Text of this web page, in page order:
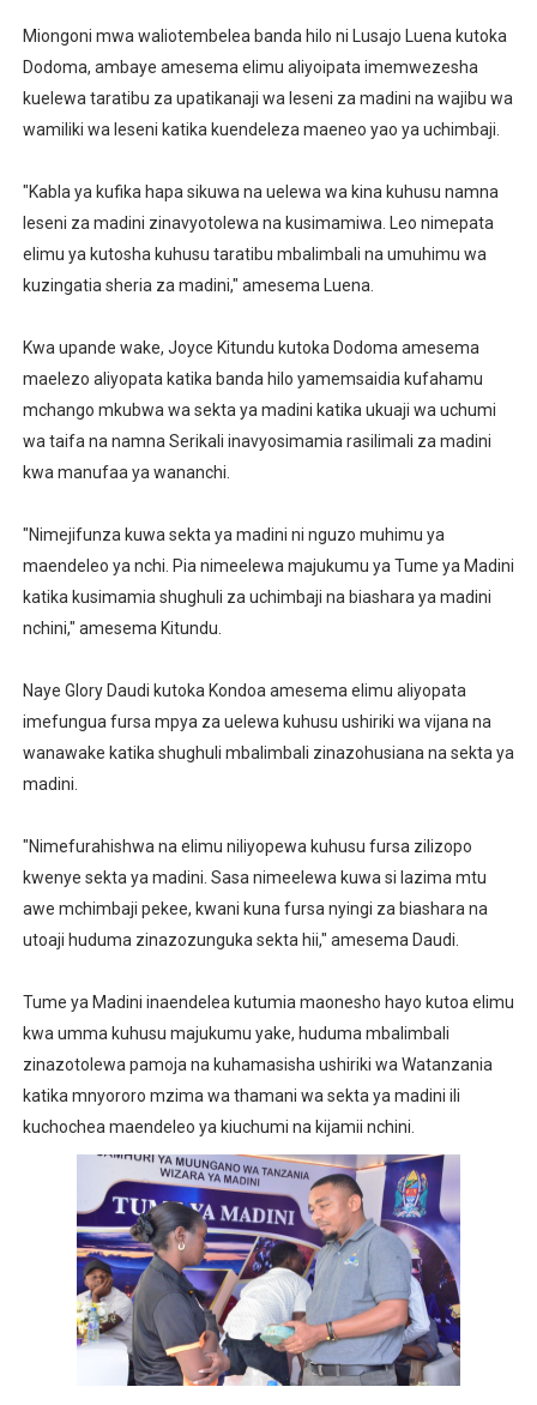
FCC YAENDELEA KUJENGA MAZINGIRA BORA YA
Miongoni mwa waliotembelea banda hilo ni Lusajo Luena kutoka
Dodoma, ambaye amesema elimu aliyoipata imemwezesha
kuelewa taratibu za upatikanaji wa leseni za madini na wajibu wa
wamiliki wa leseni katika kuendeleza maeneo yao ya uchimbaji.
"Kabla ya kufika hapa sikuwa na uelewa wa kina kuhusu namna
leseni za madini zinavyotolewa na kusimamiwa. Leo nimepata
elimu ya kutosha kuhusu taratibu mbalimbali na umuhimu wa
kuzingatia sheria za madini," amesema Luena.
Kwa upande wake, Joyce Kitundu kutoka Dodoma amesema
maelezo aliyopata katika banda hilo yamemsaidia kufahamu
mchango mkubwa wa sekta ya madini katika ukuaji wa uchumi
wa taifa na namna Serikali inavyosimamia rasilimali za madini
kwa manufaa ya wananchi.
"Nimejifunza kuwa sekta ya madini ni nguzo muhimu ya
maendeleo ya nchi. Pia nimeelewa majukumu ya Tume ya Madini
katika kusimamia shughuli za uchimbaji na biashara ya madini
nchini," amesema Kitundu.
Naye Glory Daudi kutoka Kondoa amesema elimu aliyopata
imefungua fursa mpya za uelewa kuhusu ushiriki wa vijana na
wanawake katika shughuli mbalimbali zinazohusiana na sekta ya
madini.
"Nimefurahishwa na elimu niliyopewa kuhusu fursa zilizopo
kwenye sekta ya madini. Sasa nimeelewa kuwa si lazima mtu
awe mchimbaji pekee, kwani kuna fursa nyingi za biashara na
utoaji huduma zinazozunguka sekta hii," amesema Daudi.
Tume ya Madini inaendelea kutumia maonesho hayo kutoa elimu
kwa umma kuhusu majukumu yake, huduma mbalimbali
zinazotolewa pamoja na kuhamasisha ushiriki wa Watanzania
katika mnyororo mzima wa thamani wa sekta ya madini ili
kuchochea maendeleo ya kiuchumi na kijamii nchini.